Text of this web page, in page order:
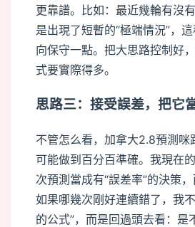
更靠譜。比如：最近幾輪有沒
是出現了短暫的“極端情況”，
向保守一點。把大思路控制好
式要實際得多。
思路三：接受誤差，把它
不管怎么看，加拿大2.8預測咪
可能做到百分百準確。我現在
次預測當成有“誤差率”的決策，
如果哪幾次剛好連續錯了，我
的公式”，而是回過頭去看：是